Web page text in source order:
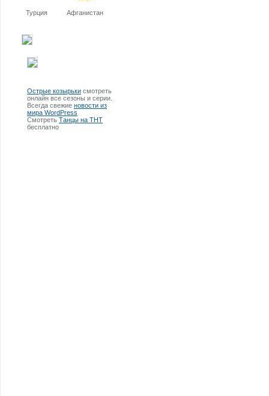
Турция Афганистан
Острые козырьки смотреть
онлайн все сезоны и серии.
Всегда свежие новости из
мира WordPress
Смотреть Танцы на ТНТ
бесплатно